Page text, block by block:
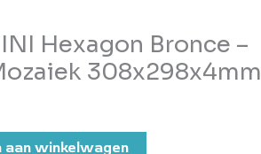
Hexagon Bronce –
308x298x4mm
aan winkelwagen